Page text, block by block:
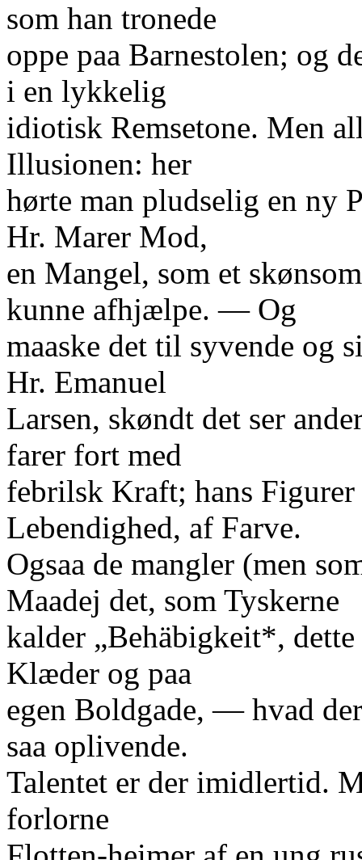
som han tronede
oppe paa Barnestolen; og
i en lykkelig
idiotisk Remsetone. Men
Illusionen: her
hørte man pludselig en ny
Hr. Marer Mod,
en Mangel, som et
kunne afhjælpe. — Og
maaske det til syvende og
Hr. Emanuel
Larsen, skøndt det ser
farer fort med
febrilsk Kraft; hans Figurer
Lebendighed, af Farve.
Ogsaa de mangler (men
Maadej det, som Tyskerne
kalder „Behäbigkeit*,
Klæder og paa
egen Boldgade, — hvad
saa oplivende.
Talentet er der imidlertid.
forlorne